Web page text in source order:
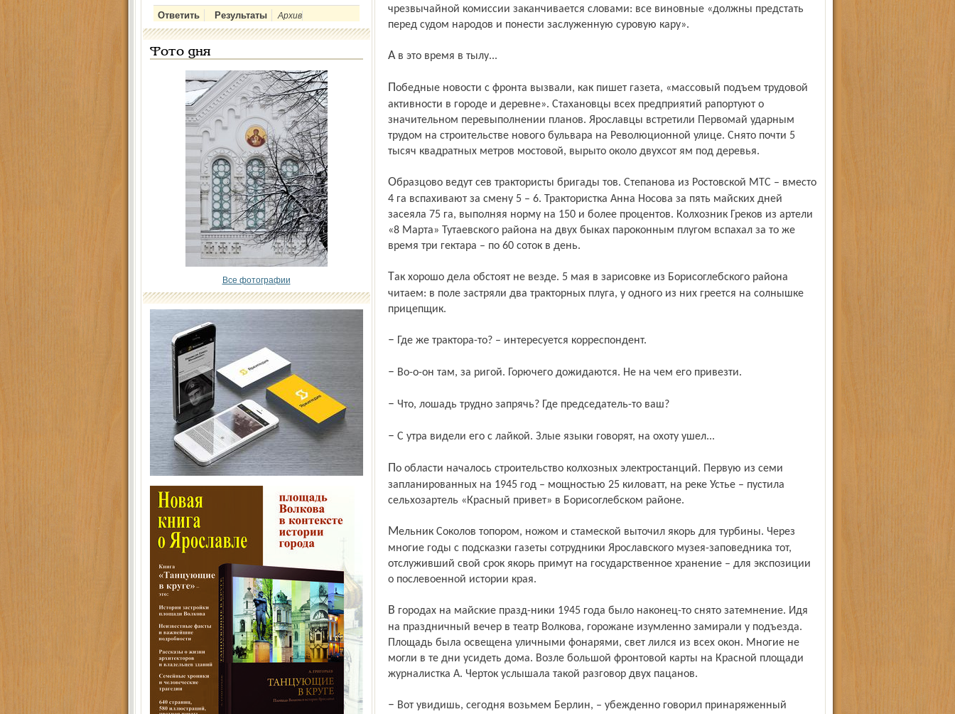
Архив
Фото дня
Все фотографии
чрезвычайной комиссии заканчивается словами: все виновные «должны предстать
перед судом народов и понести заслуженную суровую кару».
А в это время в тылу...
Победные новости с фронта вызвали, как пишет газета, «массовый подъем трудовой
активности в городе и деревне». Стахановцы всех предприятий рапортуют о
значительном перевыполнении планов. Ярославцы встретили Первомай ударным
трудом на строительстве нового бульвара на Революционной улице. Снято почти 5
тысяч квадратных метров мостовой, вырыто около двухсот ям под деревья.
Образцово ведут сев трактористы бригады тов. Степанова из Ростовской МТС – вместо
4 га вспахивают за смену 5 – 6. Трактористка Анна Носова за пять майских дней
засеяла 75 га, выполняя норму на 150 и более процентов. Колхозник Греков из артели
«8 Марта» Тутаевского района на двух быках пароконным плугом вспахал за то же
время три гектара – по 60 соток в день.
Так хорошо дела обстоят не везде. 5 мая в зарисовке из Борисоглебского района
читаем: в поле застряли два тракторных плуга, у одного из них греется на солнышке
прицепщик.
– Где же трактора-то? – интересуется корреспондент.
– Во-о-он там, за ригой. Горючего дожидаются. Не на чем его привезти.
– Что, лошадь трудно запрячь? Где председатель-то ваш?
– С утра видели его с лайкой. Злые языки говорят, на охоту ушел...
По области началось строительство колхозных электростанций. Первую из семи
запланированных на 1945 год – мощностью 25 киловатт, на реке Устье – пустила
сельхозартель «Красный привет» в Борисоглебском районе.
Мельник Соколов топором, ножом и стамеской выточил якорь для турбины. Через
многие годы с подсказки газеты сотрудники Ярославского музея-заповедника тот,
отслуживший свой срок якорь примут на государственное хранение – для экспозиции
о послевоенной истории края.
В городах на майские празд-ники 1945 года было наконец-то снято затемнение. Идя
на праздничный вечер в театр Волкова, горожане изумленно замирали у подъезда.
Площадь была освещена уличными фонарями, свет лился из всех окон. Многие не
могли в те дни усидеть дома. Возле большой фронтовой карты на Красной площади
журналистка А. Черток услышала такой разговор двух пацанов.
– Вот увидишь, сегодня возьмем Берлин, – убежденно говорил принаряженный